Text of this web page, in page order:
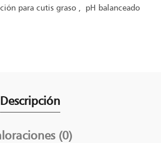
para cutis graso
pH balanceado
Descripción
(0)